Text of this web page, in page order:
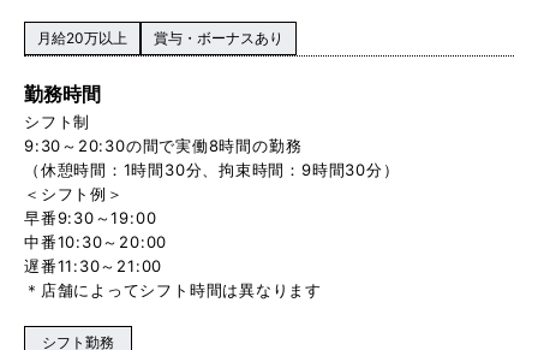
月給20万以上 賞与・ボーナスあり
勤務時間
シフト制
9:30～20:30の間で実働8時間の勤務
（休憩時間：1時間30分、拘束時間：9時間30分）
＜シフト例＞
早番9:30～19:00
中番10:30～20:00
遅番11:30～21:00
＊店舗によってシフト時間は異なります
シフト勤務